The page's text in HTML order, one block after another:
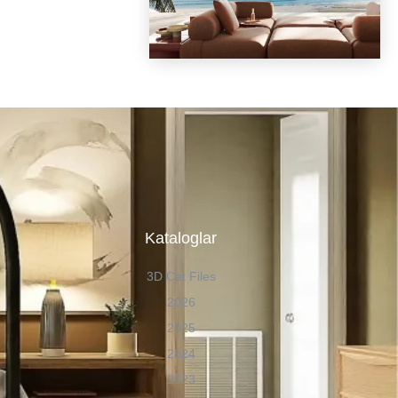
Kataloglar
3D Cat Files
2026
2025
2024
2023